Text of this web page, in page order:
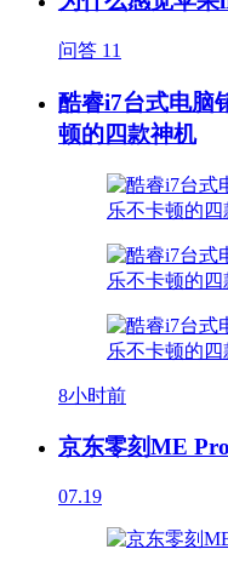
问答 11
酷睿i7台式电脑
顿的四款神机
8小时前
京东零刻ME
07.19